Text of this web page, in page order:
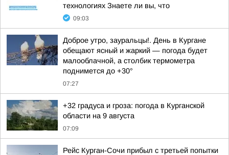
технологиях Знаете ли вы, что
09:03
Доброе утро, зауральцы!. День в Кургане
обещают ясный и жаркий — погода будет
малооблачной, а столбик термометра
поднимется до +30°
07:27
+32 градуса и гроза: погода в Курганской
области на 9 августа
07:09
Рейс Курган-Сочи прибыл с третьей попытки